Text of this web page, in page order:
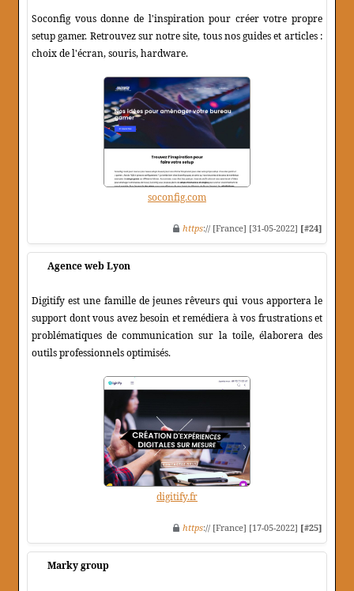
Soconfig vous donne de l'inspiration pour créer votre propre
setup gamer. Retrouvez sur notre site, tous nos guides et articles :
choix de l'écran, souris, hardware.
soconfig.com
https:// [France] [31-05-2022] [#24]
Agence web Lyon
Digitify est une famille de jeunes rêveurs qui vous apportera le
support dont vous avez besoin et remédiera à vos frustrations et
problématiques de communication sur la toile, élaborera des
outils professionnels optimisés.
digitify.fr
https:// [France] [17-05-2022] [#25]
Marky group